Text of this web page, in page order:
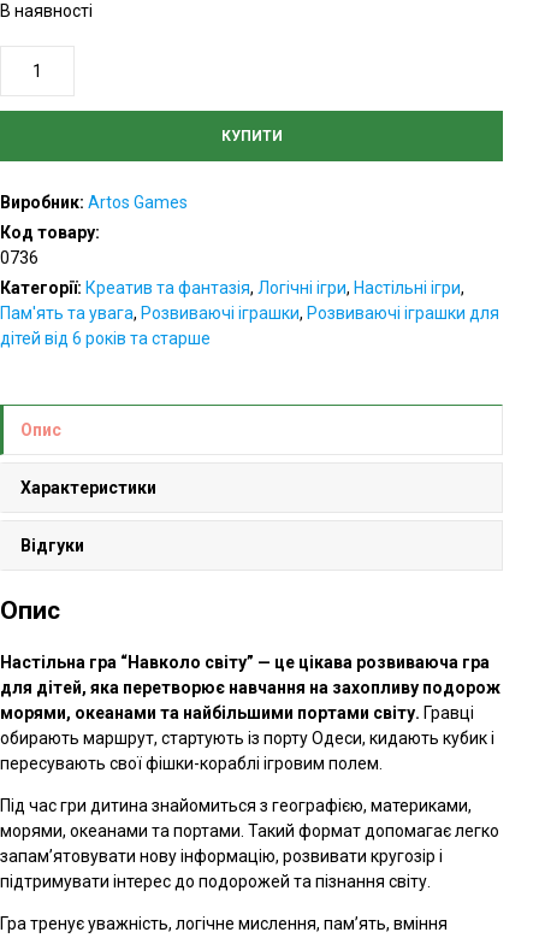
В наявності
Настільна
гра
світу”
КУПИТИ
Виробник: Artos Games
Код товару:
0736
Категорії: Креатив та фантазія, Логічні ігри, Настільні ігри,
Пам'ять та увага, Розвиваючі іграшки, Розвиваючі іграшки для
дітей від 6 років та старше
Опис
Характеристики
Відгуки
Опис
Настільна гра “Навколо світу” — це цікава розвиваюча гра
для дітей, яка перетворює навчання на захопливу подорож
морями, океанами та найбільшими портами світу. Гравці
обирають маршрут, стартують із порту Одеси, кидають кубик і
пересувають свої фішки-кораблі ігровим полем.
Під час гри дитина знайомиться з географією, материками,
морями, океанами та портами. Такий формат допомагає легко
запам’ятовувати нову інформацію, розвивати кругозір і
підтримувати інтерес до подорожей та пізнання світу.
Гра тренує уважність, логічне мислення, пам’ять, вміння